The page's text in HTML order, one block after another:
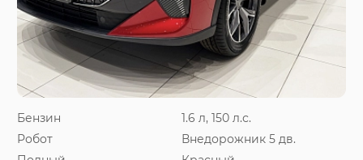
Бензин
1.6 л, 150 л.с.
Робот
Внедорожник 5 дв.